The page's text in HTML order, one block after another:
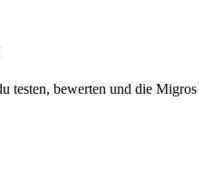
testen, bewerten und die Migros